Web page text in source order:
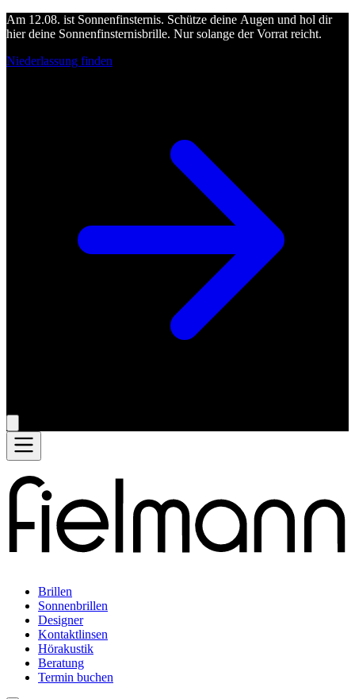
Am 12.08. ist Sonnenfinsternis. Schütze deine Augen und hol dir
hier deine Sonnenfinsternisbrille. Nur solange der Vorrat reicht.
Niederlassung finden
Brillen
Sonnenbrillen
Designer
Kontaktlinsen
Hörakustik
Beratung
Termin buchen